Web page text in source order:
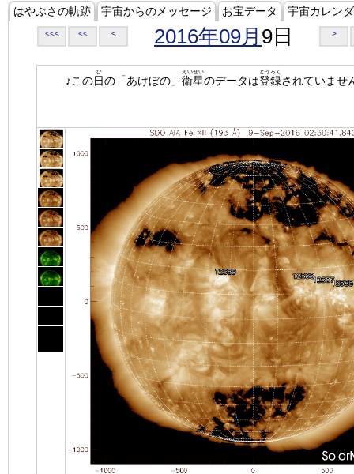
はやぶさの軌跡 宇宙からのメッセージ お宝データ 宇宙カレン
<<< << < 2016年09月 9日 >
♪この日
ひ
の「あけぼの」 衛星
えいせい
のデータは登録
とうろく
されていませ